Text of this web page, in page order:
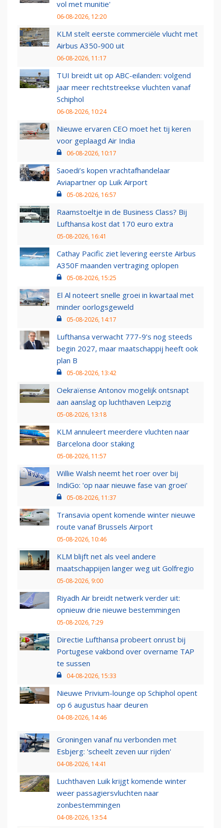
vol met munitie'
06-08-2026, 12:20
KLM stelt eerste commerciële vlucht met
Airbus A350-900 uit
06-08-2026, 11:17
TUI breidt uit op ABC-eilanden: volgend
jaar meer rechtstreekse vluchten vanaf
Schiphol
06-08-2026, 10:24
Nieuwe ervaren CEO moet het tij keren
voor geplaagd Air India
06-08-2026, 10:17
Saoedi’s kopen vrachtafhandelaar
Aviapartner op Luik Airport
05-08-2026, 16:57
Raamstoeltje in de Business Class? Bij
Lufthansa kost dat 170 euro extra
05-08-2026, 16:41
Cathay Pacific ziet levering eerste Airbus
A350F maanden vertraging oplopen
05-08-2026, 15:25
El Al noteert snelle groei in kwartaal met
minder oorlogsgeweld
05-08-2026, 14:17
Lufthansa verwacht 777-9’s nog steeds
begin 2027, maar maatschappij heeft ook
plan B
05-08-2026, 13:42
Oekraïense Antonov mogelijk ontsnapt
aan aanslag op luchthaven Leipzig
05-08-2026, 13:18
KLM annuleert meerdere vluchten naar
Barcelona door staking
05-08-2026, 11:57
Willie Walsh neemt het roer over bij
IndiGo: 'op naar nieuwe fase van groei'
05-08-2026, 11:37
Transavia opent komende winter nieuwe
route vanaf Brussels Airport
05-08-2026, 10:46
KLM blijft net als veel andere
maatschappijen langer weg uit Golfregio
05-08-2026, 9:00
Riyadh Air breidt netwerk verder uit:
opnieuw drie nieuwe bestemmingen
05-08-2026, 7:29
Directie Lufthansa probeert onrust bij
Portugese vakbond over overname TAP
te sussen
04-08-2026, 15:33
Nieuwe Privium-lounge op Schiphol opent
op 6 augustus haar deuren
04-08-2026, 14:46
Groningen vanaf nu verbonden met
Esbjerg: 'scheelt zeven uur rijden'
04-08-2026, 14:41
Luchthaven Luik krijgt komende winter
weer passagiersvluchten naar
zonbestemmingen
04-08-2026, 13:54